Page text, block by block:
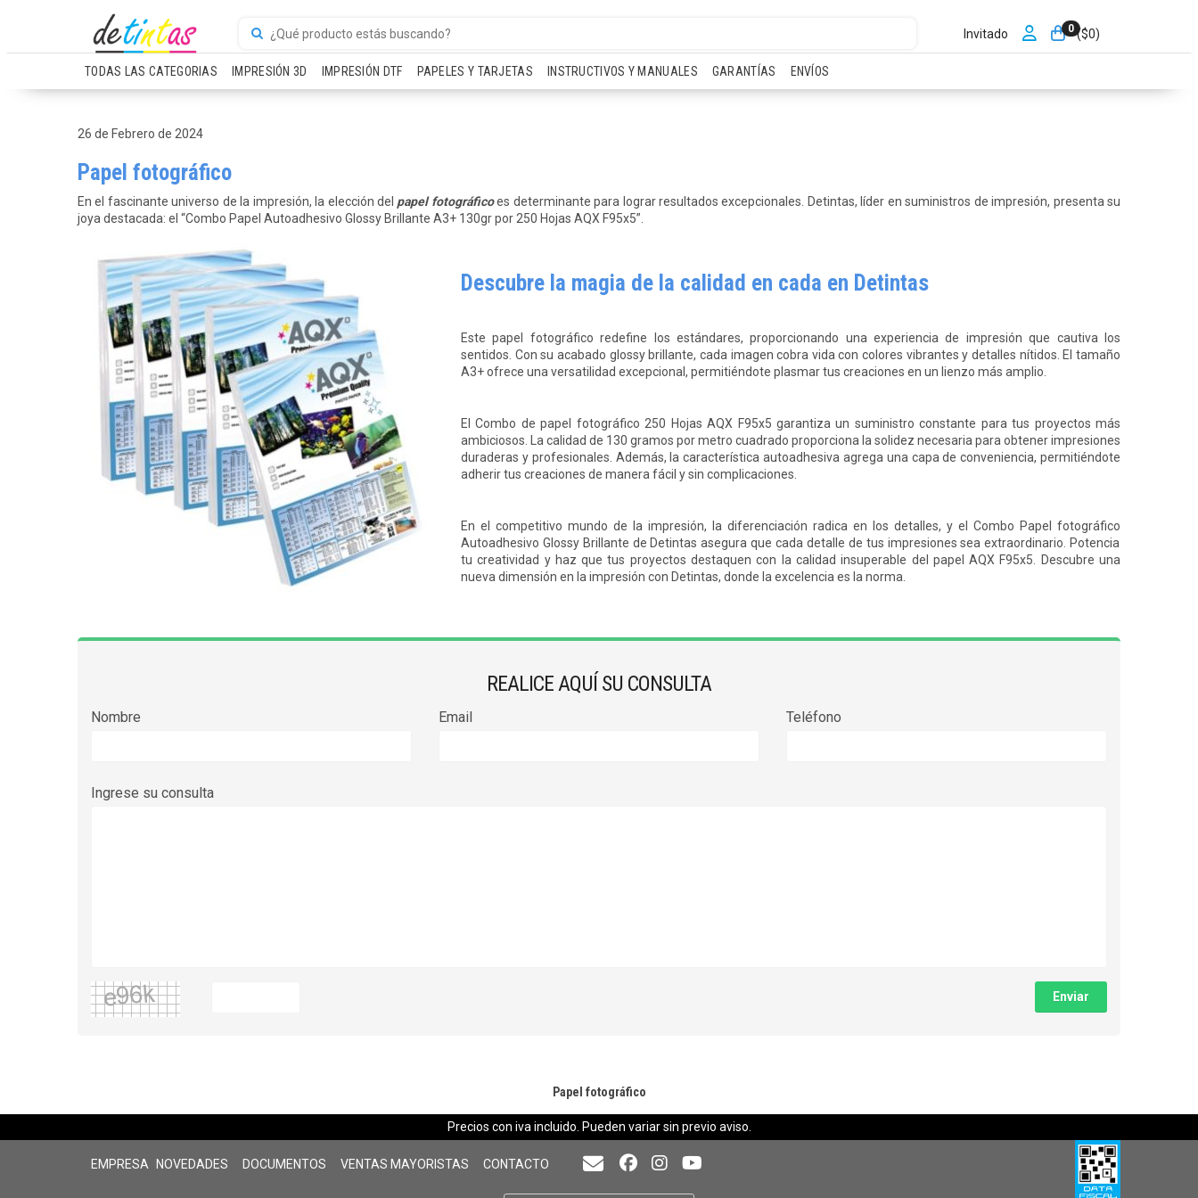
Invitado 0 ($0)
TODAS LAS CATEGORIAS IMPRESIÓN 3D IMPRESIÓN DTF PAPELES Y TARJETAS INSTRUCTIVOS Y MANUALES GARANTÍAS ENVÍOS
26 de Febrero de 2024
Papel fotográfico
En el fascinante universo de la impresión, la elección del papel fotográficoes determinante para lograr resultados excepcionales. Detintas, líder en suministros de impresión, presenta su
joya destacada: el “Combo Papel Autoadhesivo Glossy Brillante A3+ 130gr por 250 Hojas AQX F95x5”.
Descubre la magia de la calidad en cada en Detintas
Estepapel fotográficoredefine los estándares, proporcionando una experiencia de impresión que cautiva los
sentidos. Con su acabado glossy brillante, cada imagen cobra vida con colores vibrantes y detalles nítidos. El tamaño
A3+ ofrece una versatilidad excepcional, permitiéndote plasmar tus creaciones en un lienzo más amplio.
El Combo depapel fotográfico 250 Hojas AQX F95x5 garantiza un suministro constante para tus proyectos más
ambiciosos. La calidad de 130 gramos por metro cuadrado proporciona la solidez necesaria para obtener impresiones
duraderas y profesionales. Además, la característica autoadhesiva agrega una capa de conveniencia, permitiéndote
adherir tus creaciones de manera fácil y sin complicaciones.
En el competitivo mundo de la impresión, la diferenciación radica en los detalles, y el Combo Papel fotográfico
Autoadhesivo Glossy Brillante de Detintas asegura que cada detalle de tus impresiones sea extraordinario. Potencia
tu creatividad y haz que tus proyectos destaquen con la calidad insuperable del papel AQX F95x5. Descubre una
nueva dimensión en la impresión con Detintas, donde la excelencia es la norma.
REALICE AQUÍ SU CONSULTA
Nombre Email Teléfono
Ingrese su consulta
Enviar
Papel fotográfico
Precios con iva incluido. Pueden variar sin previo aviso.
EMPRESA NOVEDADES DOCUMENTOS VENTAS MAYORISTAS CONTACTO